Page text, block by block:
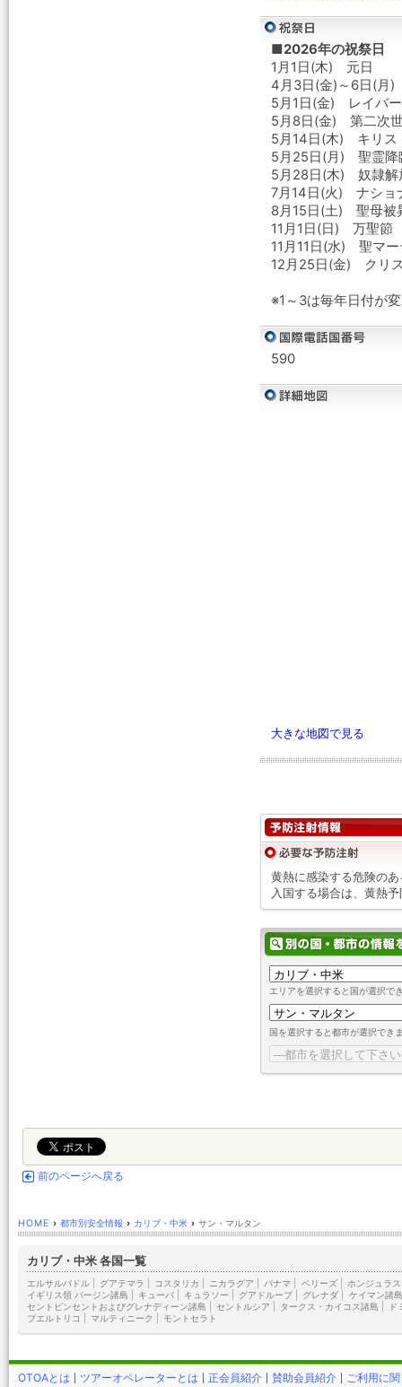
■2026年の祝祭日
1月1日(木) 元日
4月3日(金)～6日(月
5月1日(金) レイバ
5月8日(金) 第二次
5月14日(木) キリ
5月25日(月) 聖霊
5月28日(木) 奴隷解
7月14日(火) ナショ
8月15日(土) 聖母被
11月1日(日) 万聖節
11月11日(水) 聖マ
12月25日(金) クリ
※1～3は毎年日付が
590
大きな地図で見る
黄熱に感染する危険の
入国する場合は、黄熱
エリアを選択すると国が選択で
国を選択すると都市が選択でき
前のページへ戻る
HOME › 都市別安全情報 › カリブ・中米 › サン・マルタン
カリブ・中米 各国一覧
エルサルバドル グアテマラ コスタリカ ニカラグア パナマ ベリーズ| ホンジュラス
イギリス領 バージン諸島
キューバ キュラソー グアドループ| グレナダ
ケイマン諸島
セントビンセントおよびグレナディーン諸島
セントルシア タークス・カイコス諸島
ド
プエルトリコ
マルティニーク モントセラト
OTOAとは ツアーオペレーターとは 正会員紹介 賛助会員紹介 ご利用に